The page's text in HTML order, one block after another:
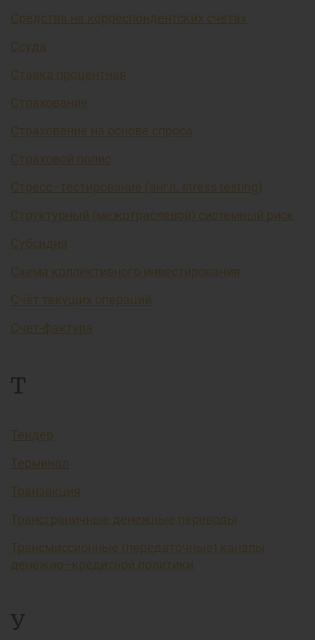
Средства на корреспондентских счетах
Ссуда
Ставка процентная
Страхование
Страхование на основе спроса
Страховой полис
Стресс–тестирование (англ. stress testing)
Структурный (межотраслевой) системный риск
Субсидия
Схема коллективного инвестирования
Счёт текущих операций
Счет-фактура
Т
Тендер
Терминал
Транзакция
Трансграничные денежные переводы
Трансмиссионные (передаточные) каналы
денежно–кредитной политики
У